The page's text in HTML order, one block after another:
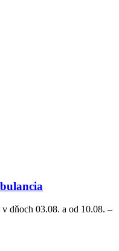
dňoch 03.08. a od 10.08. –